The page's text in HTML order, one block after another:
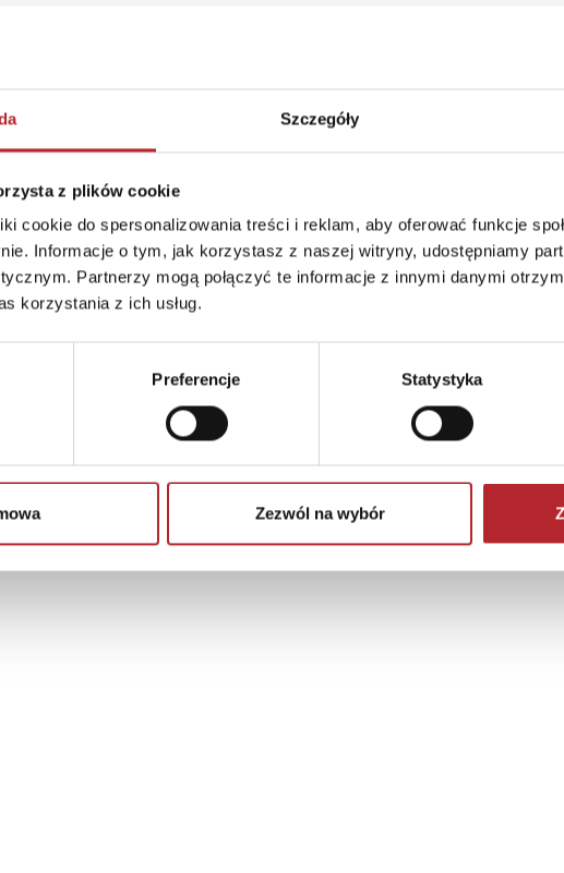
Szczegóły
z plików cookie
cookie do spersonalizowania treści i reklam, aby oferować funkcje
Informacje o tym, jak korzystasz z naszej witryny, udostępniamy
Partnerzy mogą połączyć te informacje z innymi danymi
korzystania z ich usług.
Preferencje Statystyka
Zezwól na wybór